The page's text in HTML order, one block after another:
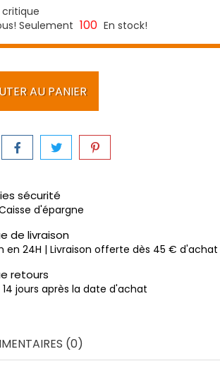
critique
Seulement 100 En stock!
AU PANIER
sécurité
d'épargne
de livraison
en 24H | Livraison offerte dès 45 € d'achat
retours
14 jours après la date d'achat
(0)